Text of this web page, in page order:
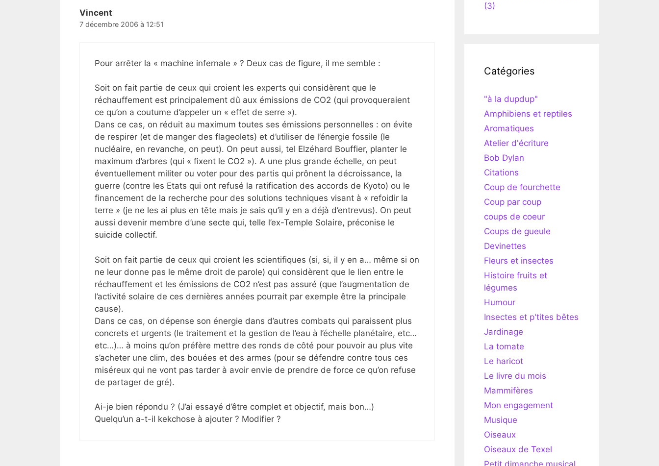
Vincent
7 décembre 2006 à 12:51
Pour arrêter la « machine infernale » ? Deux cas de figure, il me semble :
Soit on fait partie de ceux qui croient les experts qui considèrent que le
réchauffement est principalement dû aux émissions de CO2 (qui provoqueraient
ce qu’on a coutume d’appeler un « effet de serre »).
Dans ce cas, on réduit au maximum toutes ses émissions personnelles : on évite
de respirer (et de manger des flageolets) et d’utiliser de l’énergie fossile (le
nucléaire, en revanche, on peut). On peut aussi, tel Elzéhard Bouffier, planter le
maximum d’arbres (qui « fixent le CO2 »). A une plus grande échelle, on peut
éventuellement militer ou voter pour des partis qui prônent la décroissance, la
guerre (contre les Etats qui ont refusé la ratification des accords de Kyoto) ou le
financement de la recherche pour des solutions techniques visant à « refoidir la
terre » (je ne les ai plus en tête mais je sais qu’il y en a déjà d’entrevus). On peut
aussi devenir membre d’une secte qui, telle l’ex-Temple Solaire, préconise le
suicide collectif.
Soit on fait partie de ceux qui croient les scientifiques (si, si, il y en a… même si on
ne leur donne pas le même droit de parole) qui considèrent que le lien entre le
réchauffement et les émissions de CO2 n’est pas assuré (que l’augmentation de
l’activité solaire de ces dernières années pourrait par exemple être la principale
cause).
Dans ce cas, on dépense son énergie dans d’autres combats qui paraissent plus
concrets et urgents (le traitement et la gestion de l’eau à l’échelle planétaire, etc…
etc…)… à moins qu’on préfère mettre des ronds de côté pour pouvoir au plus vite
s’acheter une clim, des bouées et des armes (pour se défendre contre tous ces
miséreux qui ne vont pas tarder à avoir envie de prendre de force ce qu’on refuse
de partager de gré).
Ai-je bien répondu ? (J’ai essayé d’être complet et objectif, mais bon…)
Quelqu’un a-t-il kekchose à ajouter ? Modifier ?
(3)
Catégories
"à la dupdup"
Amphibiens et reptiles
Aromatiques
Atelier d'écriture
Bob Dylan
Citations
Coup de fourchette
Coup par coup
coups de coeur
Coups de gueule
Devinettes
Fleurs et insectes
Histoire fruits et
légumes
Humour
Insectes et p'tites bêtes
Jardinage
La tomate
Le haricot
Le livre du mois
Mammifères
Mon engagement
Musique
Oiseaux
Oiseaux de Texel
Petit dimanche musical